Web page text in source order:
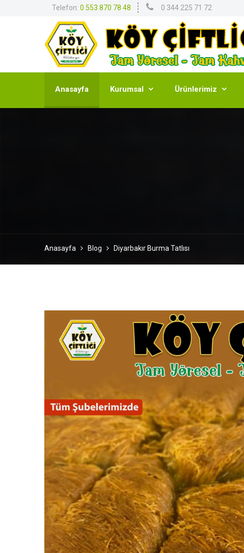
Telefon: 0 553 870 78 48 0 344 225 71 72
Anasayfa Kurumsal  Ürünlerimiz 
Anasayfa Blog Diyarbakır Burma Tatlısı